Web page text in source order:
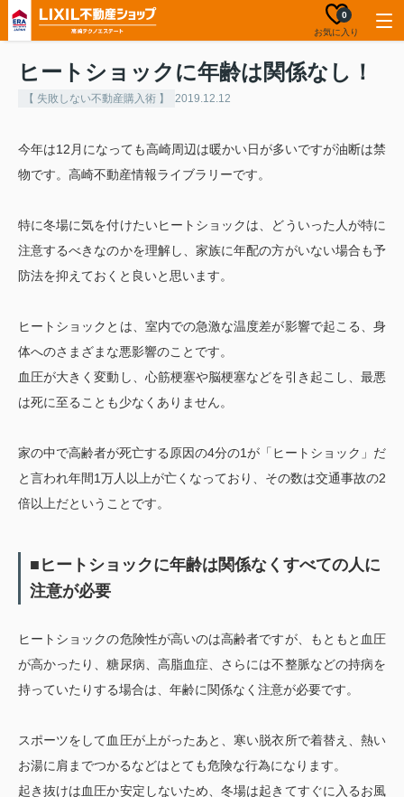
お気に入り
0
ヒートショックに年齢は関係なし！
【 失敗しない不動産購入術 】 2019.12.12
今年は12月になっても高崎周辺は暖かい日が多いですが油断は禁
物です。高崎不動産情報ライブラリーです。
特に冬場に気を付けたいヒートショックは、どういった人が特に
注意するべきなのかを理解し、家族に年配の方がいない場合も予
防法を抑えておくと良いと思います。
ヒートショックとは、室内での急激な温度差が影響で起こる、身
体へのさまざまな悪影響のことです。
血圧が大きく変動し、心筋梗塞や脳梗塞などを引き起こし、最悪
は死に至ることも少なくありません。
家の中で高齢者が死亡する原因の4分の1が「ヒートショック」だ
と言われ年間1万人以上が亡くなっており、その数は交通事故の2
倍以上だということです。
■ヒートショックに年齢は関係なくすべての人に
注意が必要
ヒートショックの危険性が高いのは高齢者ですが、もともと血圧
が高かったり、糖尿病、高脂血症、さらには不整脈などの持病を
持っていたりする場合は、年齢に関係なく注意が必要です。
スポーツをして血圧が上がったあと、寒い脱衣所で着替え、熱い
お湯に肩までつかるなどはとても危険な行為になります。
起き抜けは血圧か安定しないため、冬場は起きてすぐに入るお風